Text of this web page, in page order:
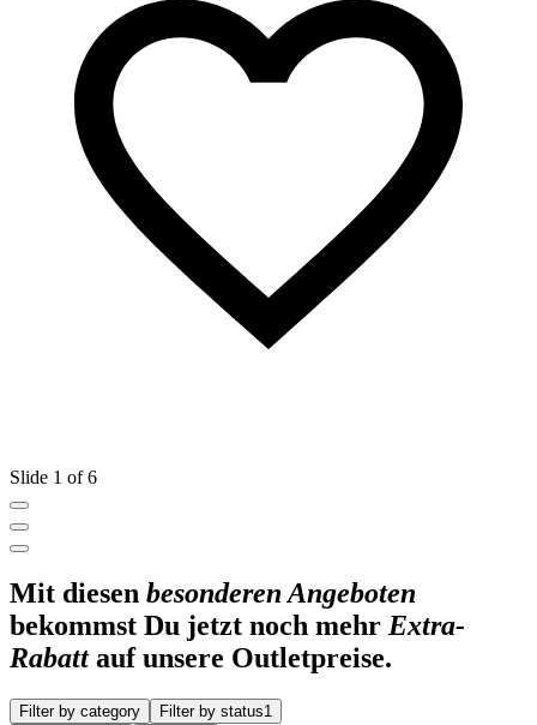
Slide 1 of 6
Mit diesen besonderen Angeboten
bekommst Du jetzt noch mehr Extra-
Rabattauf unsere Outletpreise.
Filter by category Filter by status1